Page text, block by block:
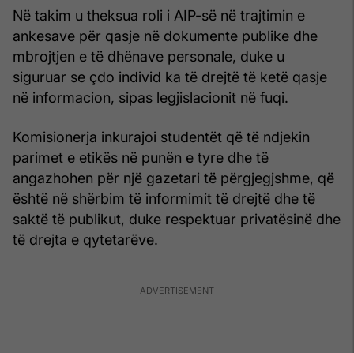
Në takim u theksua roli i AIP-së në trajtimin e
ankesave për qasje në dokumente publike dhe
mbrojtjen e të dhënave personale, duke u
siguruar se çdo individ ka të drejtë të ketë qasje
në informacion, sipas legjislacionit në fuqi.
Komisionerja inkurajoi studentët që të ndjekin
parimet e etikës në punën e tyre dhe të
angazhohen për një gazetari të përgjegjshme, që
është në shërbim të informimit të drejtë dhe të
saktë të publikut, duke respektuar privatësinë dhe
të drejta e qytetarëve.